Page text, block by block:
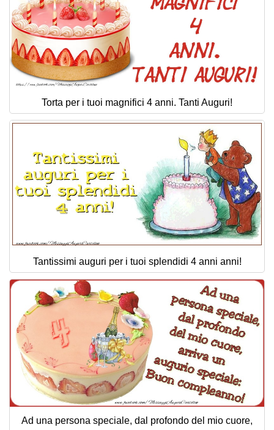
Torta per i tuoi magnifici 4 anni. Tanti Auguri!
Tantissimi auguri per i tuoi splendidi 4 anni anni!
Ad una persona speciale, dal profondo del mio cuore,